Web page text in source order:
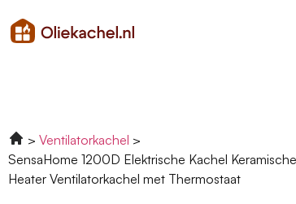
Ventilatorkachel
SensaHome 1200D Elektrische Kachel
Heater Ventilatorkachel met Thermostaat